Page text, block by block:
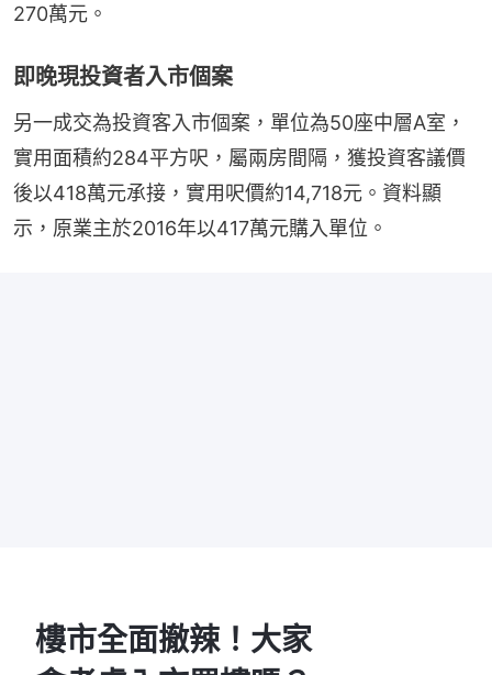
270萬元。
即晚現投資者入市個案
另一成交為投資客入市個案，單位為50座中層A室，
實用面積約284平方呎，屬兩房間隔，獲投資客議價
後以418萬元承接，實用呎價約14,718元。資料顯
示，原業主於2016年以417萬元購入單位。